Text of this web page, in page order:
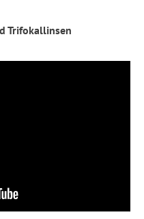
Trifokallinsen